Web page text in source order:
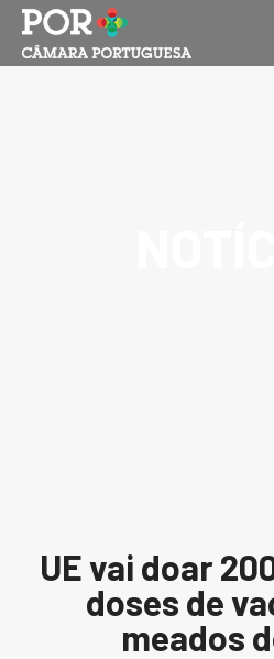
UE vai doar
doses de
meados